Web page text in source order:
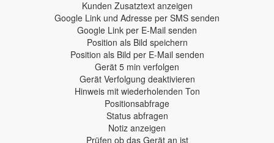
Kunden Zusatztext anzeigen
Google Link und Adresse per SMS senden
Google Link per E-Mail senden
Position als Bild speichern
Position als Bild per E-Mail senden
Gerät 5 min verfolgen
Gerät Verfolgung deaktivieren
Hinweis mit wiederholenden Ton
Positionsabfrage
Status abfragen
Notiz anzeigen
Prüfen ob das Gerät an ist